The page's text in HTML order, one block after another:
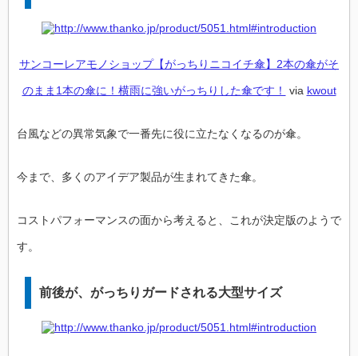
サンコーレアモノショップ【がっちりニコイチ傘】2本の傘がそ
のまま1本の傘に！横雨に強いがっちりした傘です！ via kwout
台風などの異常気象で一番先に役に立たなくなるのが傘。
今まで、多くのアイデア製品が生まれてきた傘。
コストパフォーマンスの面から考えると、これが決定版のようで
す。
前後が、がっちりガードされる大型サイズ